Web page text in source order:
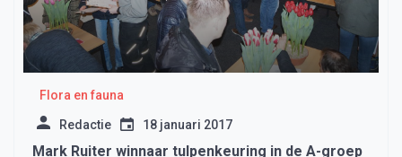
Flora en fauna
Redactie 18 januari 2017
Mark Ruiter winnaar tulpenkeuring in de A-groep